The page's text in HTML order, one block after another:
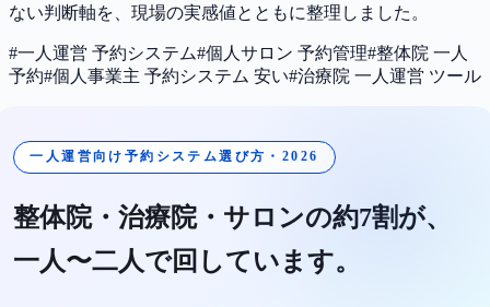
ない判断軸を、現場の実感値とともに整理しました。
#一人運営 予約システム#個人サロン 予約管理#整体院 一人
予約#個人事業主 予約システム 安い#治療院 一人運営 ツール
一人運営向け予約システム選び方・2026
整体院・治療院・サロンの約7割が、
一人〜二人で回しています。